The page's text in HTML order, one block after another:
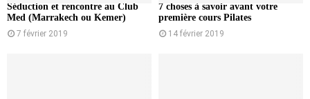
Séduction et rencontre au Club
Med (Marrakech ou Kemer)
7 février 2019
7 choses à savoir avant votre
première cours Pilates
14 février 2019